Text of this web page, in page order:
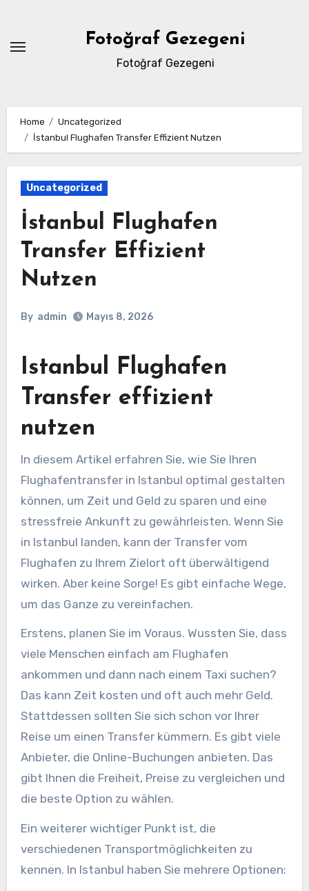
content
Fotoğraf Gezegeni
Fotoğraf Gezegeni
Home
Uncategorized
İstanbul Flughafen Transfer Effizient Nutzen
Uncategorized
İstanbul Flughafen
Transfer Effizient
Nutzen
By admin Mayıs 8, 2026
Istanbul Flughafen
Transfer effizient
nutzen
In diesem Artikel erfahren Sie, wie Sie Ihren
Flughafentransfer in Istanbul optimal gestalten
können, um Zeit und Geld zu sparen und eine
stressfreie Ankunft zu gewährleisten. Wenn Sie
in Istanbul landen, kann der Transfer vom
Flughafen zu Ihrem Zielort oft überwältigend
wirken. Aber keine Sorge! Es gibt einfache Wege,
um das Ganze zu vereinfachen.
Erstens, planen Sie im Voraus. Wussten Sie, dass
viele Menschen einfach am Flughafen
ankommen und dann nach einem Taxi suchen?
Das kann Zeit kosten und oft auch mehr Geld.
Stattdessen sollten Sie sich schon vor Ihrer
Reise um einen Transfer kümmern. Es gibt viele
Anbieter, die Online-Buchungen anbieten. Das
gibt Ihnen die Freiheit, Preise zu vergleichen und
die beste Option zu wählen.
Ein weiterer wichtiger Punkt ist, die
verschiedenen Transportmöglichkeiten zu
kennen. In Istanbul haben Sie mehrere Optionen: